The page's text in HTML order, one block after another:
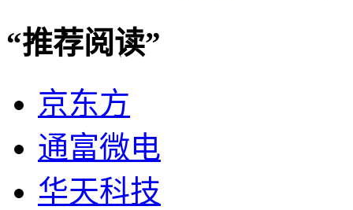
“推荐阅读”
京东方
通富微电
华天科技